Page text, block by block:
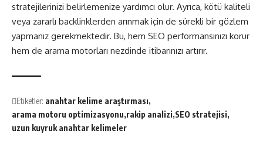
stratejilerinizi belirlemenize yardımcı olur. Ayrıca, kötü kaliteli
veya zararlı backlinklerden arınmak için de sürekli bir gözlem
yapmanız gerekmektedir. Bu, hem SEO performansınızı korur
hem de arama motorları nezdinde itibarınızı artırır.
Etiketler: anahtar kelime araştırması
arama motoru optimizasyonu rakip analizi SEO stratejisi
uzun kuyruk anahtar kelimeler